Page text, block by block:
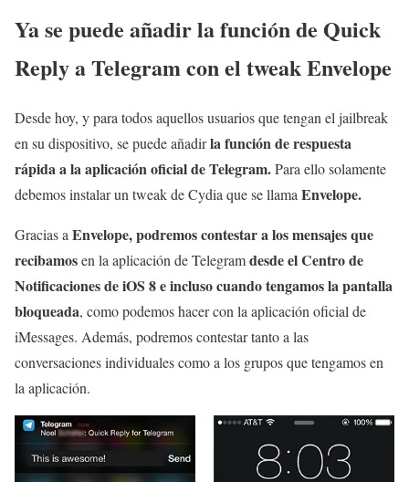
Ya se puede añadir la función de Quick
Reply a Telegram con el tweak Envelope
Desde hoy, y para todos aquellos usuarios que tengan el jailbreak
en su dispositivo, se puede añadirla función de respuesta
rápida a la aplicación oficial de Telegram.Para ello solamente
debemos instalar un tweak de Cydia que se llama Envelope.
Gracias a Envelope, podremos contestar a los mensajes que
recibamosen la aplicación de Telegramdesde el Centro de
Notificaciones de iOS 8 e incluso cuando tengamos la pantalla
bloqueada, como podemos hacer con la aplicación oficial de
iMessages. Además, podremos contestar tanto a las
conversaciones individuales como a los grupos que tengamos en
la aplicación.